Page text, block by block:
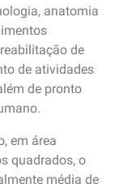
anatomia
de
de atividades
de pronto
em área
quadrados, o
média de